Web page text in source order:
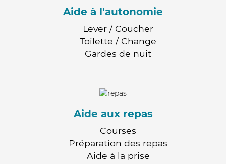
Aide à l'autonomie
Lever / Coucher
Toilette / Change
Gardes de nuit
Aide aux repas
Courses
Préparation des repas
Aide à la prise